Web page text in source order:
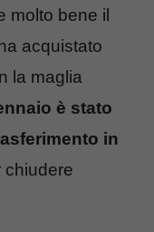
molto bene il
acquistato
la maglia
è stato
in
chiudere